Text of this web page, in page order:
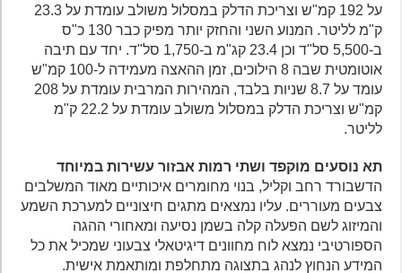
על 192 קמ"ש וצריכת הדלק במסלול משולב עומדת על 23.3
ק"מ לליטר. המנוע השני והחזק יותר מפיק כבר 130 כ"ס
ב-5,500 סל"ד וכן 23.4 קג"מ ב-1,750 סל"ד. יחד עם תיבה
אוטומטית שבה 8 הילוכים, זמן ההאצה מעמידה ל-100 קמ"ש
עומד על 8.7 שניות בלבד, המהירות המרבית עומדת על 208
קמ"ש וצריכת הדלק במסלול משולב עומדת על 22.2 ק"מ
לליטר.
תא נוסעים מוקפד ושתי רמות אבזור עשירות במיוחד
הדשבורד רחב וקליל, בנוי מחומרים איכותיים מאוד המשלבים
צבעים מעוררים. עליו נמצאים מתגים חיצוניים למערכת השמע
והמיזוג לשם הפעלה קלה בשמן נסיעה ומאחורי ההגה
הספורטיבי נמצא לוח מחוונים דיגיטאלי צבעוני שמכיל את כל
המידע הנחוץ לנהג בתצוגה מתחלפת ומותאמת אישית.